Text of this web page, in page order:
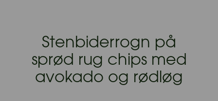
Stenbiderrogn på
sprød rug chips med
avokado og rødløg